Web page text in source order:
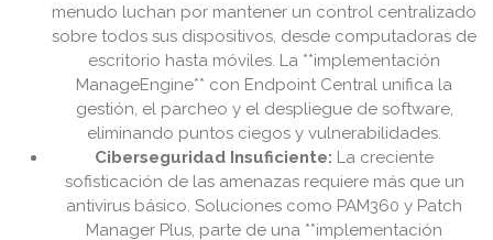
menudo luchan por mantener un control centralizado
sobre todos sus dispositivos, desde computadoras de
escritorio hasta móviles. La **implementación
ManageEngine** con Endpoint Central unifica la
gestión, el parcheo y el despliegue de software,
eliminando puntos ciegos y vulnerabilidades.
Ciberseguridad Insuficiente: La creciente
sofisticación de las amenazas requiere más que un
antivirus básico. Soluciones como PAM360 y Patch
Manager Plus, parte de una **implementación